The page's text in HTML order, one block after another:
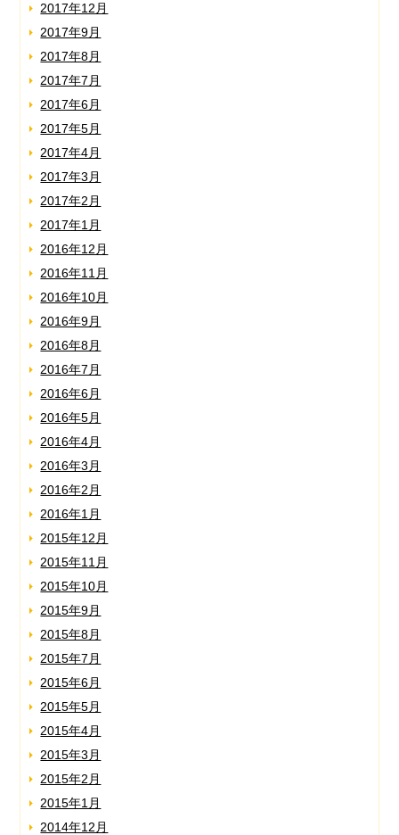
2017年12月
2017年9月
2017年8月
2017年7月
2017年6月
2017年5月
2017年4月
2017年3月
2017年2月
2017年1月
2016年12月
2016年11月
2016年10月
2016年9月
2016年8月
2016年7月
2016年6月
2016年5月
2016年4月
2016年3月
2016年2月
2016年1月
2015年12月
2015年11月
2015年10月
2015年9月
2015年8月
2015年7月
2015年6月
2015年5月
2015年4月
2015年3月
2015年2月
2015年1月
2014年12月